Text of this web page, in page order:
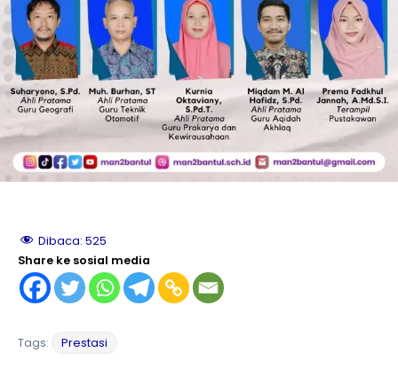
Dibaca: 525
Share ke sosial media
Tags: Prestasi